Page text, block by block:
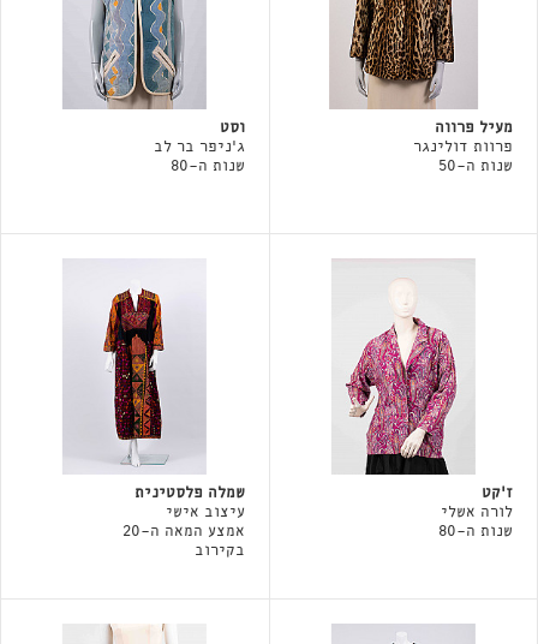
מעיל פרווה
פרוות דולינגר
שנות ה-50
וסט
ג'ניפר בר לב
שנות ה-80
ז'קט
לורה אשלי
שנות ה-80
שמלה פלסטינית
עיצוב אישי
אמצע המאה ה-20
בקירוב